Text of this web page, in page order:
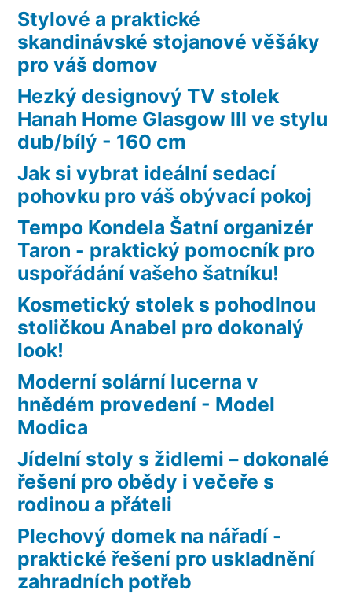
Stylové a praktické
skandinávské stojanové věšáky
pro váš domov
Hezký designový TV stolek
Hanah Home Glasgow III ve stylu
dub/bílý - 160 cm
Jak si vybrat ideální sedací
pohovku pro váš obývací pokoj
Tempo Kondela Šatní organizér
Taron - praktický pomocník pro
uspořádání vašeho šatníku!
Kosmetický stolek s pohodlnou
stoličkou Anabel pro dokonalý
look!
Moderní solární lucerna v
hnědém provedení - Model
Modica
Jídelní stoly s židlemi – dokonalé
řešení pro obědy i večeře s
rodinou a přáteli
Plechový domek na nářadí -
praktické řešení pro uskladnění
zahradních potřeb